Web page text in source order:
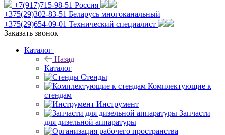
+7(917)715-98-51 Россия
+375(29)302-83-51 Беларусь многоканальный
+375(29)654-09-01 Технический специалист
Заказать звонок
Каталог
Назад
Каталог
Стенды
Комплектующие к
стендам
Инструмент
Запчасти
для дизельной аппаратуры